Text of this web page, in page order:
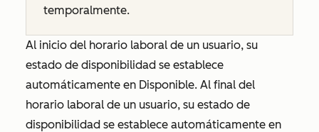
temporalmente.
Al inicio del horario laboral de un usuario, su
estado de disponibilidad se establece
automáticamente en Disponible. Al final del
horario laboral de un usuario, su estado de
disponibilidad se establece automáticamente en